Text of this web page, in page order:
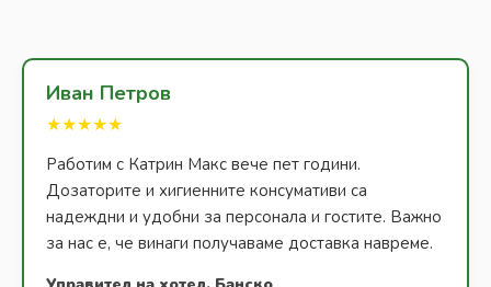
Иван Петров
★★★★★
Работим с Катрин Макс вече пет години.
Дозаторите и хигиенните консумативи са
надеждни и удобни за персонала и гостите. Важно
за нас е, че винаги получаваме доставка навреме.